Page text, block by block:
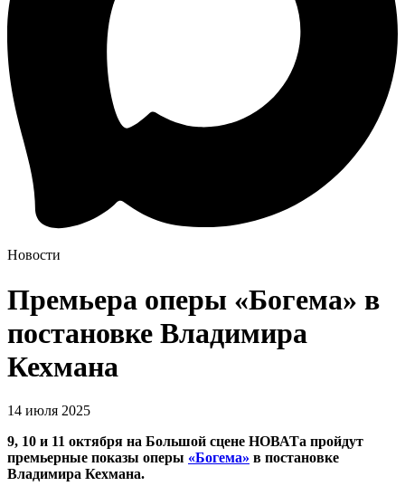
Новости
Премьера оперы «Богема» в
постановке Владимира
Кехмана
14 июля 2025
9, 10 и 11 октября на Большой сцене НОВАТа пройдут
премьерные показы оперы «Богема» в постановке
Владимира Кехмана.